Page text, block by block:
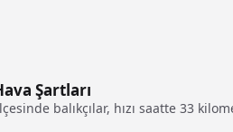
Şartları
balıkçılar, hızı saatte 33